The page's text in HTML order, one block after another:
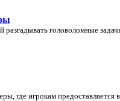
разгадывать головоломные
где игрокам предоставляется